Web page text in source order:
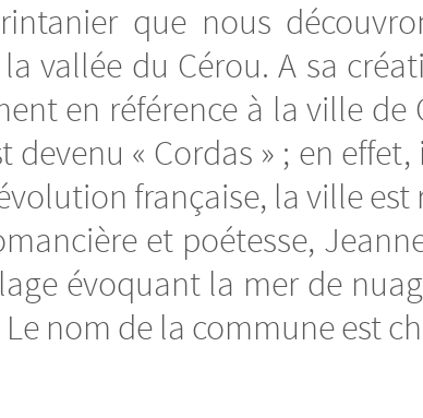
que nous
vallée du Cérou. A sa
en référence à la ville de
« Cordas » ; en
française, la ville
et poétesse,
évoquant la mer de
nom de la commune est